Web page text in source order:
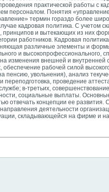
практической работы с
персоналом. Понятия
термин гораздо более
кадровая политика. С учетом
принципов и вытекающих из них
работников. Кадровая
различные элементы и
и высокопрофессионального,
на изменения внешней и
рабочей силой
пенсию, увольнения), анализ
проведение
в-третьих,
социальные выплаты.
отвечать концепции ее
деятельности
складывающейся на фирме и